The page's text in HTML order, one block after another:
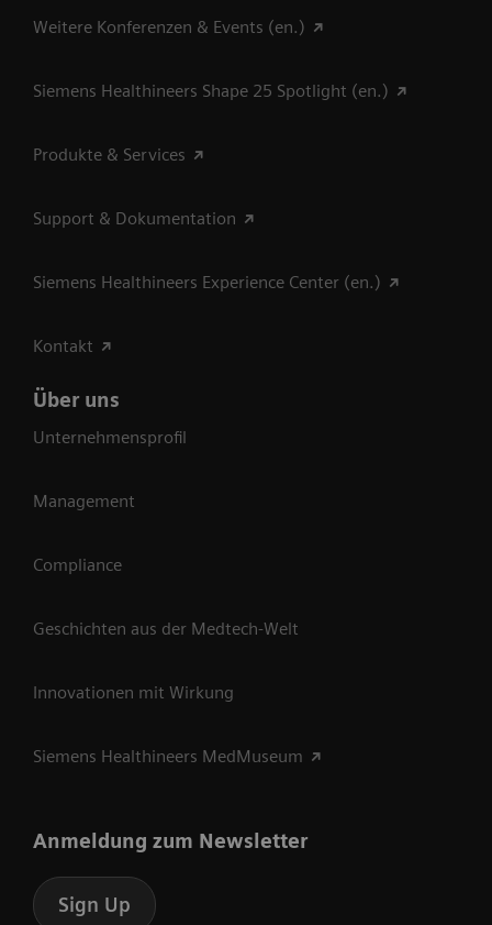
Weitere Konferenzen & Events (en.)
Siemens Healthineers Shape 25 Spotlight (en.)
Produkte & Services
Support & Dokumentation
Siemens Healthineers Experience Center (en.)
Kontakt
Über uns
Unternehmensprofil
Management
Compliance
Geschichten aus der Medtech-Welt
Innovationen mit Wirkung
Siemens Healthineers MedMuseum
Anmeldung zum Newsletter
Sign Up